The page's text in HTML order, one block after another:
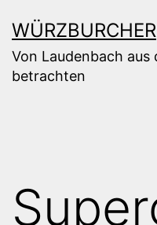
Inhalt
springen
WÜRZBURCHER
Von Laudenbach aus
betrachten